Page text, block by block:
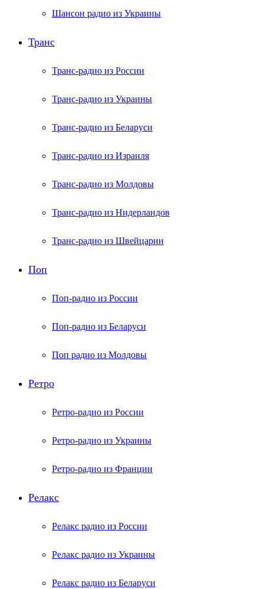
Шансон радио из Украины
Транс
Транс-радио из России
Транс-радио из Украины
Транс-радио из Беларуси
Транс-радио из Израиля
Транс-радио из Молдовы
Транс-радио из Нидерландов
Транс-радио из Швейцарии
Поп
Поп-радио из России
Поп-радио из Беларуси
Поп радио из Молдовы
Ретро
Ретро-радио из России
Ретро-радио из Украины
Ретро-радио из Франции
Релакс
Релакс радио из России
Релакс радио из Украины
Релакс радио из Беларуси